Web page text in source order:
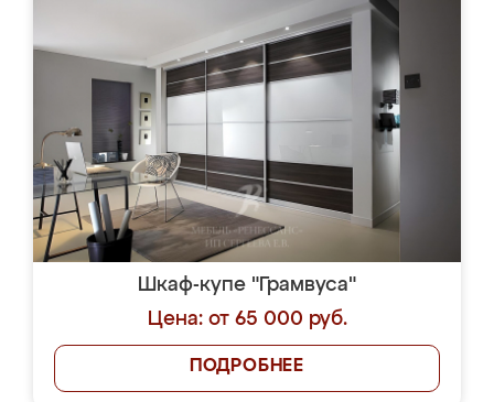
Шкаф-купе "Грамвуса"
Цена: от 65 000 руб.
ПОДРОБНЕЕ